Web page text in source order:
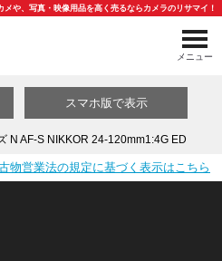
や、写真・映像用品を高く売るならカメラのリサマイ！
メニュー
スマホ版で表示
N AF-S NIKKOR 24-120mm1:4G ED
物営業法の規定に基づく表示はこちら